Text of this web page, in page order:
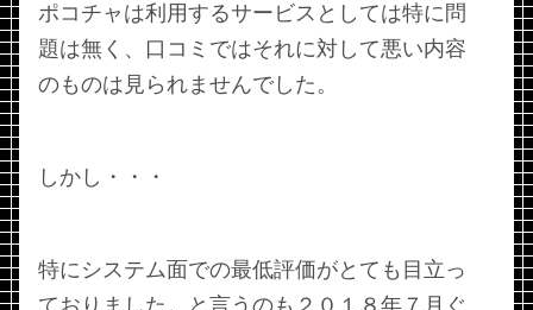
ポコチャは利用するサービスとしては特に問
題は無く、口コミではそれに対して悪い内容
のものは見られませんでした。
しかし・・・
特にシステム面での最低評価がとても目立っ